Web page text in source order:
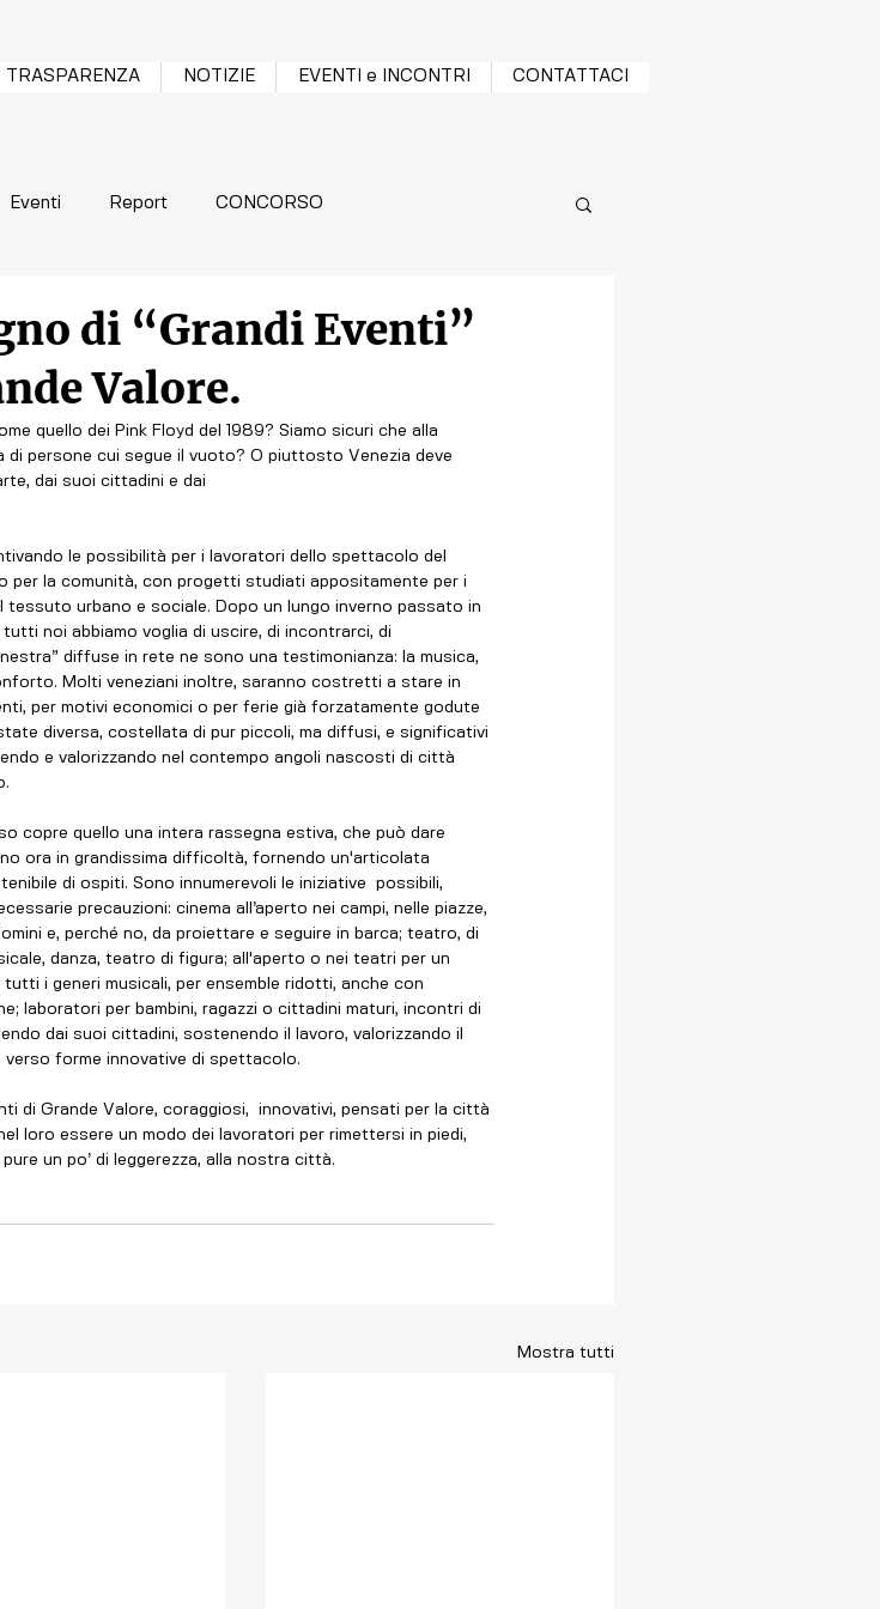
TRASPARENZA NOTIZIE EVENTI e INCONTRI CONTATTACI
Eventi Report CONCORSO
di “Grandi Eventi”
Valore.
quello dei Pink Floyd del 1989? Siamo sicuri che alla
persone cui segue il vuoto? O piuttosto Venezia deve
dai suoi cittadini e dai
le possibilità per i lavoratori dello spettacolo del
la comunità, con progetti studiati appositamente per i
urbano e sociale. Dopo un lungo inverno passato in
noi abbiamo voglia di uscire, di incontrarci, di
diffuse in rete ne sono una testimonianza: la musica,
Molti veneziani inoltre, saranno costretti a stare in
per motivi economici o per ferie già forzatamente godute
diversa, costellata di pur piccoli, ma diffusi, e significativi
e valorizzando nel contempo angoli nascosti di città
copre quello una intera rassegna estiva, che può dare
ora in grandissima difficoltà, fornendo un'articolata
di ospiti. Sono innumerevoli le iniziative  possibili,
precauzioni: cinema all’aperto nei campi, nelle piazze,
e, perché no, da proiettare e seguire in barca; teatro, di
danza, teatro di figura; all'aperto o nei teatri per un
i generi musicali, per ensemble ridotti, anche con
laboratori per bambini, ragazzi o cittadini maturi, incontri di
dai suoi cittadini, sostenendo il lavoro, valorizzando il
forme innovative di spettacolo.
di Grande Valore, coraggiosi,  innovativi, pensati per la città
loro essere un modo dei lavoratori per rimettersi in piedi,
un po’ di leggerezza, alla nostra città.
Mostra tutti